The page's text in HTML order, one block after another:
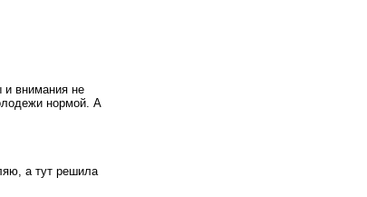
и внимания не
нормой. А
а тут решила